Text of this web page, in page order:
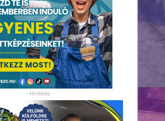
- Hirdetés -